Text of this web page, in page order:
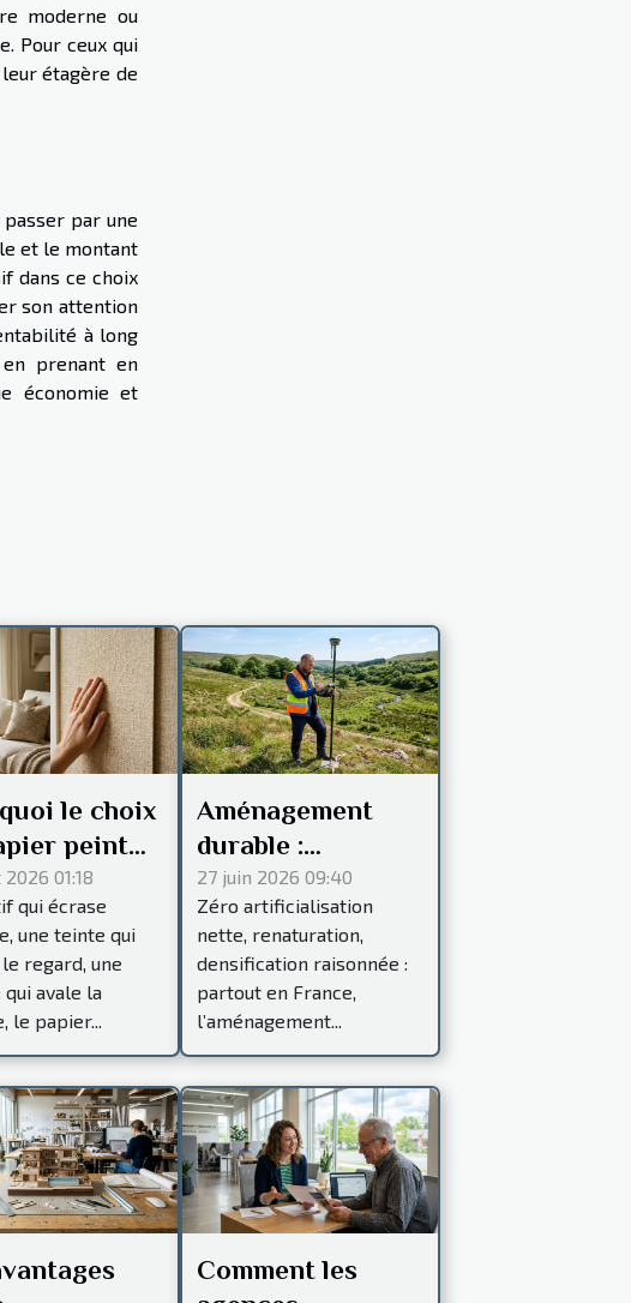
moderne ou
Pour ceux qui
étagère de
par une
et le montant
dans ce choix
son attention
à long
prenant en
économie et
le choix
peint
t-il
d’une
?
01:18
qui écrase
une teinte qui
regard, une
avale la
le papier...
Aménagement
durable :
pourquoi la
précision
topographique
fait toute la
différence
27 juin 2026 09:40
Zéro artificialisation
nette, renaturation,
densification raisonnée :
partout en France,
l’aménagement...
Comment les